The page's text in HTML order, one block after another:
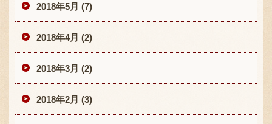
2018年5月 (7)
2018年4月 (2)
2018年3月 (2)
2018年2月 (3)